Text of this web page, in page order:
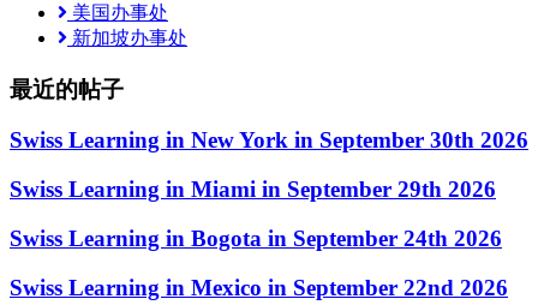
美国办事处
新加坡办事处
最近的帖子
Swiss Learning in New York in September 30th 2026
Swiss Learning in Miami in September 29th 2026
Swiss Learning in Bogota in September 24th 2026
Swiss Learning in Mexico in September 22nd 2026